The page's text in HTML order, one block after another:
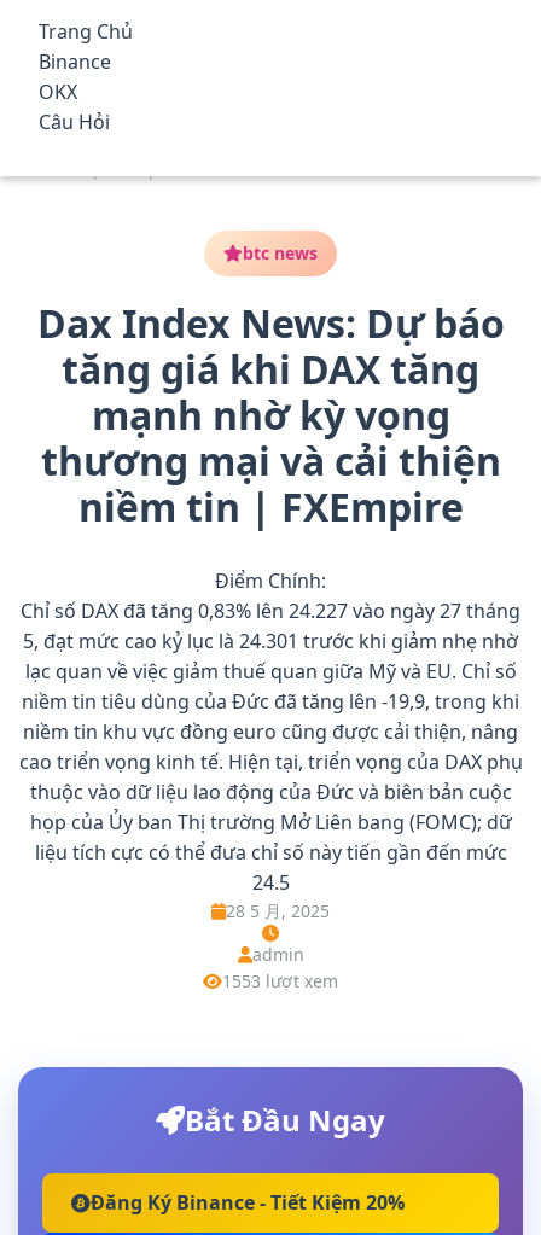
đến
nội
dung
chính
Top Nền Tảng Giao Dịch Tiền
Điện Tử Tốt Nhất 2025 – Phí
Thấp, An Toàn, Có Thưởng
Trang Chủ
Binance
OKX
Câu Hỏi
Trang Chủ
btc news
Dax Index News: Dự báo
tăng giá khi DAX tăng
mạnh nhờ kỳ vọng
thương mại và cải thiện
niềm tin | FXEmpire
Điểm Chính:
Chỉ số DAX đã tăng 0,83% lên 24.227 vào ngày 27 tháng
5, đạt mức cao kỷ lục là 24.301 trước khi giảm nhẹ nhờ
lạc quan về việc giảm thuế quan giữa Mỹ và EU. Chỉ số
niềm tin tiêu dùng của Đức đã tăng lên -19,9, trong khi
niềm tin khu vực đồng euro cũng được cải thiện, nâng
cao triển vọng kinh tế. Hiện tại, triển vọng của DAX phụ
thuộc vào dữ liệu lao động của Đức và biên bản cuộc
họp của Ủy ban Thị trường Mở Liên bang (FOMC); dữ
liệu tích cực có thể đưa chỉ số này tiến gần đến mức
24.5
28 5 月, 2025
admin
1553 lượt xem
Bắt Đầu Ngay
Đăng Ký Binance - Tiết Kiệm 20%